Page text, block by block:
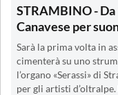
STRAMBINO -
Canavese per
Sarà la prima volta in
cimenterà su uno
l’organo «Serassi» di
per gli artisti d’oltralpe.